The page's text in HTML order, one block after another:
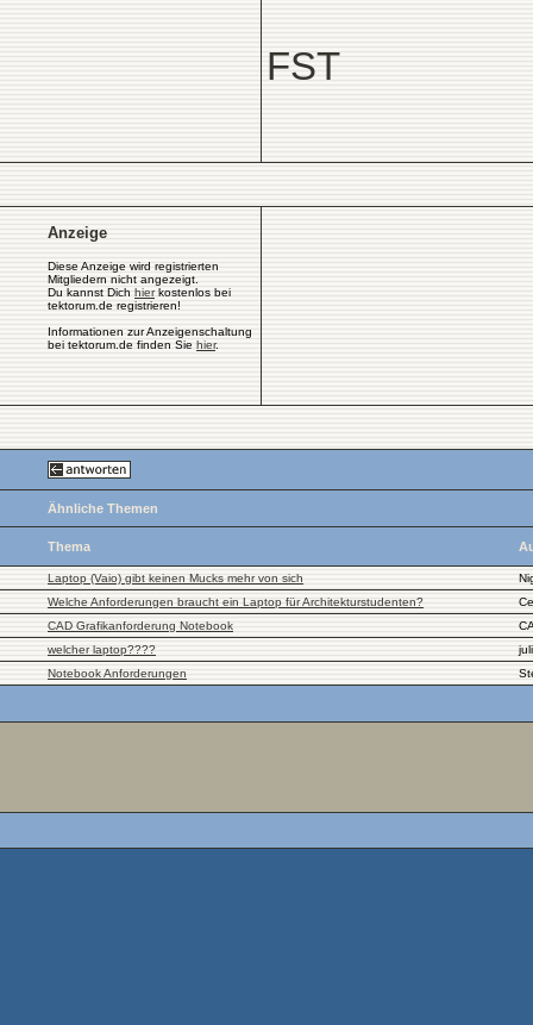
FST
Anzeige
Diese Anzeige wird registrierten
Mitgliedern nicht angezeigt.
Du kannst Dich hierkostenlos bei
tektorum.de registrieren!
Informationen zur Anzeigenschaltung
bei tektorum.de finden Sie hier.
Ähnliche Themen
Thema
Laptop (Vaio) gibt keinen Mucks mehr von sich
Welche Anforderungen braucht ein Laptop für Architekturstudenten?
CAD Grafikanforderung Notebook
welcher laptop????
Notebook Anforderungen